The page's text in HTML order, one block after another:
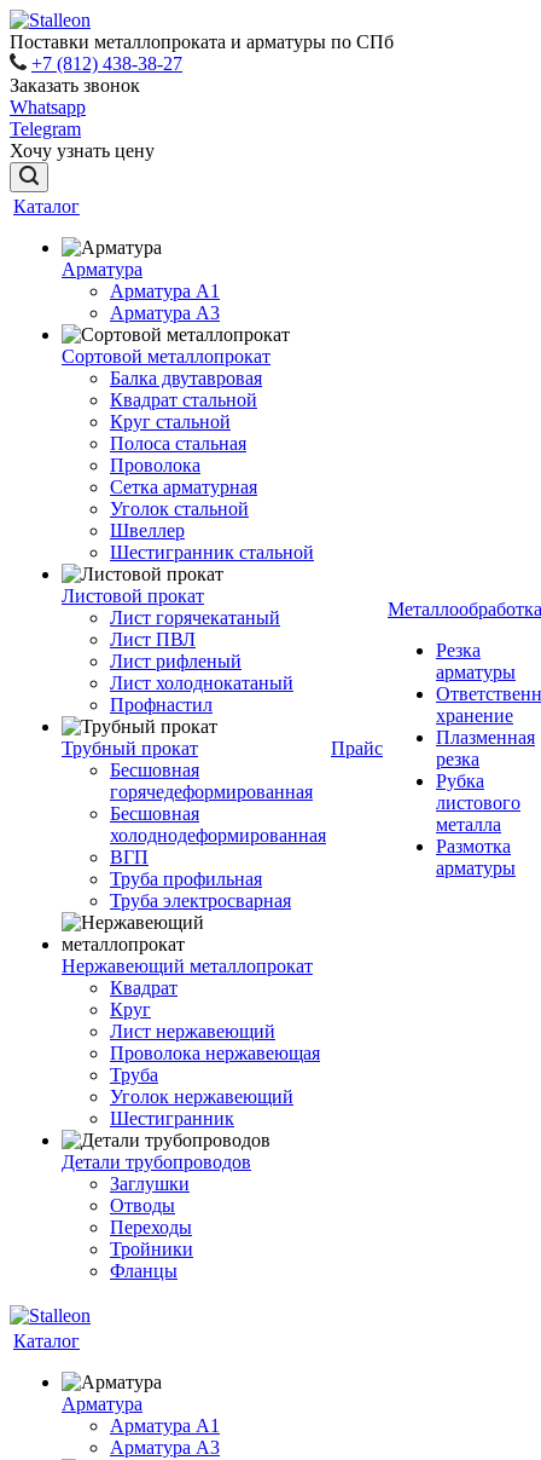
Поставки металлопроката и арматуры по СПб
+7 (812) 438-38-27
Заказать звонок
Whatsapp
Telegram
Хочу узнать цену
Каталог
Арматура
Арматура A1
Арматура А3
Сортовой металлопрокат
Балка двутавровая
Квадрат стальной
Круг стальной
Полоса стальная
Проволока
Сетка арматурная
Уголок стальной
Швеллер
Шестигранник стальной
Листовой прокат
Лист горячекатаный
Лист ПВЛ
Лист рифленый
Лист холоднокатаный
Профнастил
Трубный прокат
Бесшовная
горячедеформированная
Бесшовная
холоднодеформированная
ВГП
Труба профильная
Труба электросварная
Нержавеющий металлопрокат
Квадрат
Круг
Лист нержавеющий
Проволока нержавеющая
Труба
Уголок нержавеющий
Шестигранник
Детали трубопроводов
Заглушки
Отводы
Переходы
Тройники
Фланцы
Прайс
Металлообработка
Резка
арматуры
хранение
Плазменная
резка
Рубка
листового
металла
Размотка
арматуры
Каталог
Арматура
Арматура A1
Арматура А3